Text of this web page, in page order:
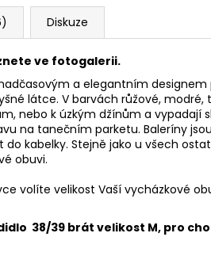
Diskuze
ve fotogalerii.
a elegantním
látce. V barvách růžové,
nebo k úzkým džínům a vypadají
na tanečním parketu. Baleríny
do kabelky. Stejně jako u všech
obuvi.
volíte velikost Vaší vycházkové
38/39 brát velikost M, pro